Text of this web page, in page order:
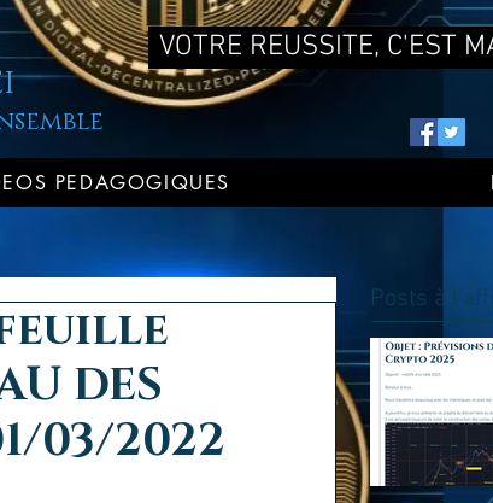
VOTRE REUSSITE, C'EST
PEDAGOGIQUES
DES
03/2022
Posts à